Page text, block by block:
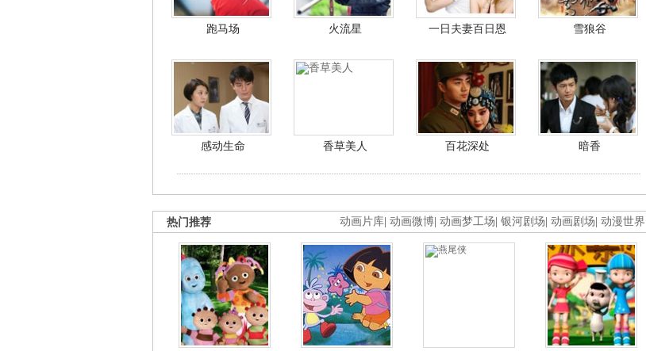
跑马场 火流星 一日夫妻百日恩 雪狼谷
感动生命 香草美人 百花深处 暗香
动画片库 动画微博 动画梦工场 银河剧场 动画剧场 动漫世界
热门推荐